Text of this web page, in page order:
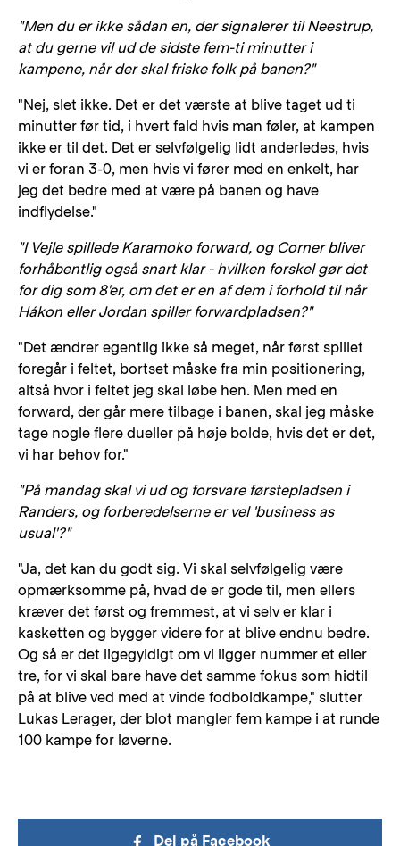
"Men du er ikke sådan en, der signalerer til Neestrup,
at du gerne vil ud de sidste fem-ti minutter i
kampene, når der skal friske folk på banen?"
"Nej, slet ikke. Det er det værste at blive taget ud ti
minutter før tid, i hvert fald hvis man føler, at kampen
ikke er til det. Det er selvfølgelig lidt anderledes, hvis
vi er foran 3-0, men hvis vi fører med en enkelt, har
jeg det bedre med at være på banen og have
indflydelse."
"I Vejle spillede Karamoko forward, og Corner bliver
forhåbentlig også snart klar - hvilken forskel gør det
for dig som 8'er, om det er en af dem i forhold til når
Hákon eller Jordan spiller forwardpladsen?"
"Det ændrer egentlig ikke så meget, når først spillet
foregår i feltet, bortset måske fra min positionering,
altså hvor i feltet jeg skal løbe hen. Men med en
forward, der går mere tilbage i banen, skal jeg måske
tage nogle flere dueller på høje bolde, hvis det er det,
vi har behov for."
"På mandag skal vi ud og forsvare førstepladsen i
Randers, og forberedelserne er vel 'business as
usual'?"
"Ja, det kan du godt sig. Vi skal selvfølgelig være
opmærksomme på, hvad de er gode til, men ellers
kræver det først og fremmest, at vi selv er klar i
kasketten og bygger videre for at blive endnu bedre.
Og så er det ligegyldigt om vi ligger nummer et eller
tre, for vi skal bare have det samme fokus som hidtil
på at blive ved med at vinde fodboldkampe," slutter
Lukas Lerager, der blot mangler fem kampe i at runde
100 kampe for løverne.
Del på Facebook